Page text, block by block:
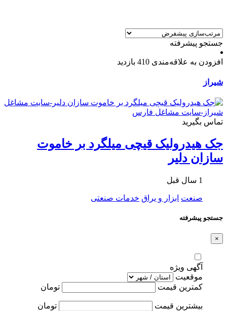
جستجو پیشرفته
افزودن به علاقه‌مندی 410 بازدید
شیراز
تماس بگیرید
جک هیدرولیک قيچی میلگرد بر خاموت
سازان دلیر
1 سال قبل
صنعت ابزار و یراق خدمات صنعتی
جستجو پیشرفته
×
آگهی ویژه
موقعیت
کمترین قیمت
تومان
بیشترین قیمت تومان